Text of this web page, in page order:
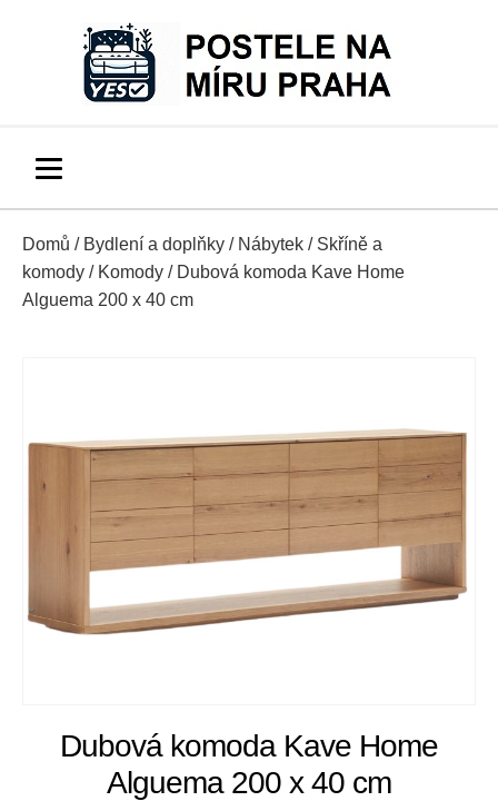
Domů / Bydlení a doplňky / Nábytek / Skříně a
komody / Komody / Dubová komoda Kave Home
Alguema 200 x 40 cm
Dubová komoda Kave Home
Alguema 200 x 40 cm